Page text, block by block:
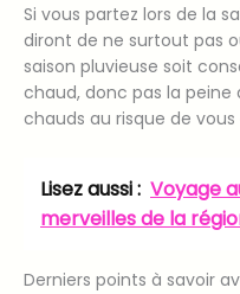
Si vous partez lors de la
diront de ne surtout pas
saison pluvieuse soit
chaud, donc pas la
chauds au risque de
Lisez aussi : Voyage
merveilles de la
Derniers points à savoir